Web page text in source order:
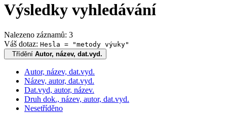
Výsledky vyhledávání
Nalezeno záznamů: 3
Váš dotaz: Hesla = "metody výuky"
Třídění Autor, název, dat.vyd.
Autor, název, dat.vyd.
Název, autor, dat.vyd.
Dat.vyd, autor, název.
Druh dok., název, autor, dat.vyd.
Nesetříděno